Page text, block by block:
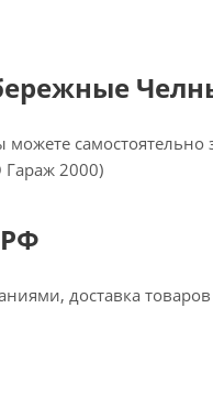
самостоятельно
Гараж 2000)
доставка